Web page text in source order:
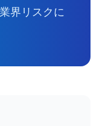
界リスクに